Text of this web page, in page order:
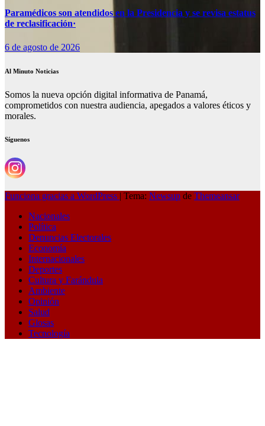
Paramédicos son atendidos en la Presidencia y se revisa estatus
de reclasificación·
6 de agosto de 2026
Al Minuto Noticias
Somos la nueva opción digital informativa de Panamá,
comprometidos con nuestra audiencia, apegados a valores éticos y
morales.
Síguenos
Funciona gracias a WordPress | Tema: Newsup de Themeansar
Nacionales
Política
Denuncias Electorales
Economía
Internacionales
Deportes
Cultura y Farándula
Ambiente
Opinión
Salud
Glosas
Tecnología